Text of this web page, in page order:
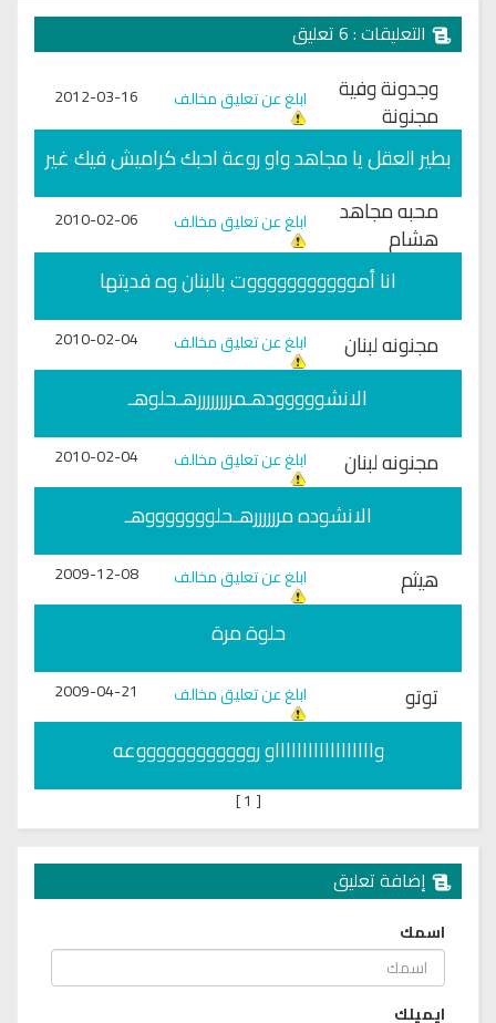
التعليقات : 6 تعليق
وجدونة وفية
مجنونة ابلغ عن تعليق مخالف 2012-03-16
بطير العقل يا مجاهد واو روعة احبك كراميش فيك غير
محبه مجاهد
هشام ابلغ عن تعليق مخالف 2010-02-06
انا أموووووووووووت بالبنان وه فديتها
مجنونه لبنان
ابلغ عن تعليق مخالف 2010-02-04
الانشووووودهـمررررررررهـحلوهـ
مجنونه لبنان
ابلغ عن تعليق مخالف 2010-02-04
الانشوده مررررررهـحلوووووووهـ
هيثم
ابلغ عن تعليق مخالف 2009-12-08
حلوة مرة
توتو
ابلغ عن تعليق مخالف 2009-04-21
وااااااااااااااااااو رووووووووووووعه
[
]
إضافة تعليق
اسمك
ايميلك